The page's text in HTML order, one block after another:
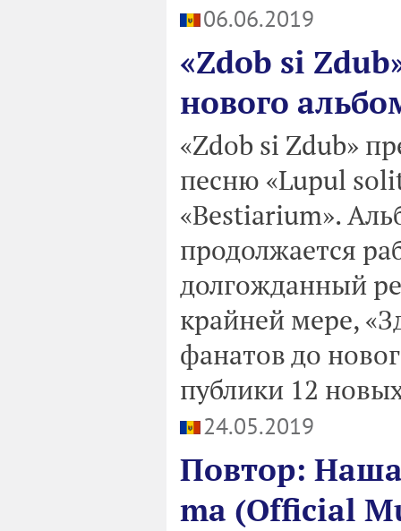
06.06.2019
«Zdob si
нового
«Zdob si Zdub»
песню «Lupul
«Bestiarium».
продолжается
долгожданный
крайней мере,
фанатов до
публики 12
24.05.2019
Повтор:
ma (Official